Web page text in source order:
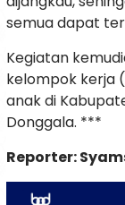
semua dapat
Kegiatan
kelompok kerja
anak di
Donggala. ***
Reporter: